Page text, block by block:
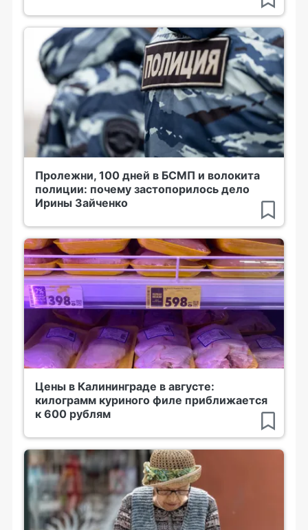
Пролежни, 100 дней в БСМП и волокита
полиции: почему застопорилось дело
Ирины Зайченко
Цены в Калининграде в августе:
килограмм куриного филе приближается
к 600 рублям